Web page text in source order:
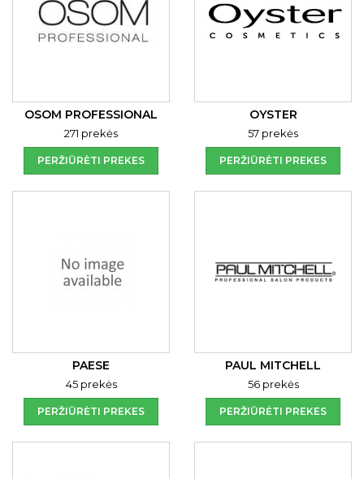
OSOM PROFESSIONAL
271 prekės
PERŽIŪRĖTI PREKES
OYSTER
57 prekės
PERŽIŪRĖTI PREKES
PAESE
45 prekės
PERŽIŪRĖTI PREKES
PAUL MITCHELL
56 prekės
PERŽIŪRĖTI PREKES